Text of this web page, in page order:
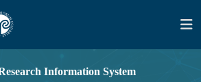
Information System